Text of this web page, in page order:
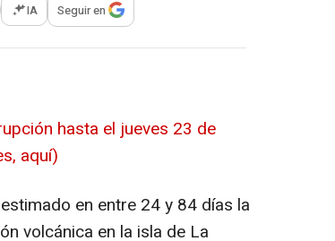
opciones para compartir
IA Seguir en
hasta el jueves 23 de
aquí)
en entre 24 y 84 días la
volcánica en la isla de La